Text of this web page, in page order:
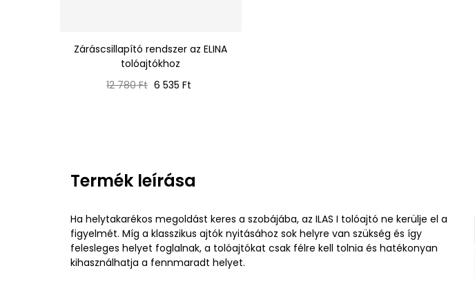
Záráscsillapító rendszer az ELINA
tolóajtókhoz
Normál
12 780 Ft Ár
6 535 Ft
Termék leírása
Ha helytakarékos megoldást keres a szobájába, az ILAS I tolóajtó ne kerülje el a
figyelmét. Míg a klasszikus ajtók nyitásához sok helyre van szükség és így
felesleges helyet foglalnak, a tolóajtókat csak félre kell tolnia és hatékonyan
kihasználhatja a fennmaradt helyet.